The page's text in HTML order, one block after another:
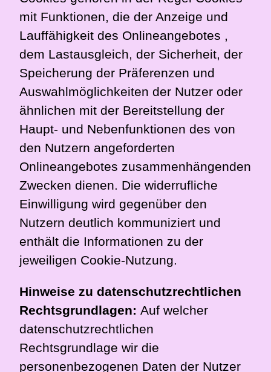
mit Funktionen, die der Anzeige und
Lauffähigkeit des Onlineangebotes ,
dem Lastausgleich, der Sicherheit, der
Speicherung der Präferenzen und
Auswahlmöglichkeiten der Nutzer oder
ähnlichen mit der Bereitstellung der
Haupt- und Nebenfunktionen des von
den Nutzern angeforderten
Onlineangebotes zusammenhängenden
Zwecken dienen. Die widerrufliche
Einwilligung wird gegenüber den
Nutzern deutlich kommuniziert und
enthält die Informationen zu der
jeweiligen Cookie-Nutzung.
Hinweise zu datenschutzrechtlichen
Rechtsgrundlagen: Auf welcher
datenschutzrechtlichen
Rechtsgrundlage wir die
personenbezogenen Daten der Nutzer